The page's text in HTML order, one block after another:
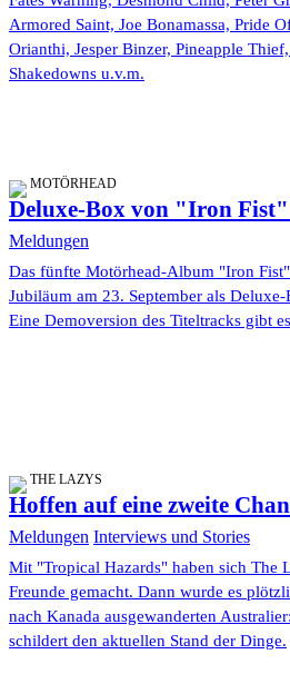
Armored Saint, Joe Bonamassa, Pride
Orianthi, Jesper Binzer, Pineapple
Shakedowns u.v.m.
MOTÖRHEAD
Deluxe-Box von "Iron
Meldungen
Das fünfte Motörhead-Album "Iron
Jubiläum am 23. September als
Eine Demoversion des Titeltracks gibt
THE LAZYS
Hoffen auf eine zweite
Meldungen Interviews und Stories
Mit "Tropical Hazards" haben sich The
Freunde gemacht. Dann wurde es
nach Kanada ausgewanderten
schildert den aktuellen Stand der Dinge.